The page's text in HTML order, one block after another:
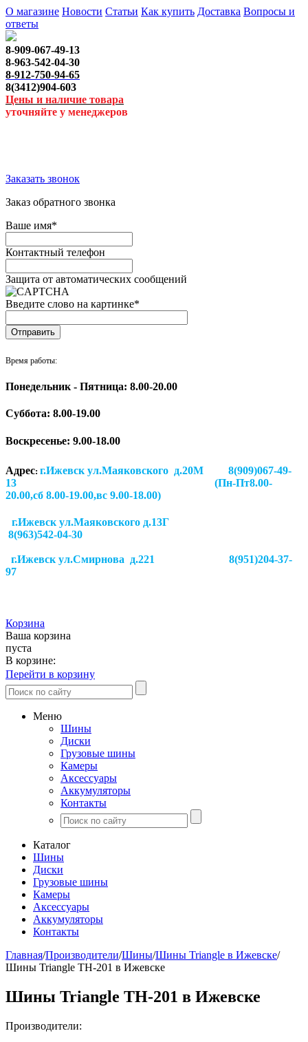
О магазине Новости Статьи Как купить Доставка Вопросы и
ответы
8-909-067-49-13
8-963-542-04-30
8-912-750-94-65
8(3412)904-603
Цены и наличие товара
уточняйте у менеджеров
Заказать звонок
Заказ обратного звонка
Ваше имя*
Контактный телефон
Защита от автоматических сообщений
Введите слово на картинке*
Время работы:
Понедельник - Пятница: 8.00-20.00
Суббота: 8.00-19.00
Воскресенье: 9.00-18.00
Адрес: г.Ижевск ул.Маяковского д.20М 8(909)067-49-
13 (Пн-Пт8.00-
20.00,сб 8.00-19.00,вс 9.00-18.00)
г.Ижевск ул.Маяковского д.13Г
8(963)542-04-30
г.Ижевск ул.Смирнова д.221
8(951)204-37-
97
Корзина
Ваша корзина
пуста
В корзине:
Перейти в корзину
Меню
Шины
Диски
Грузовые шины
Камеры
Аксессуары
Аккумуляторы
Контакты
Каталог
Шины
Диски
Грузовые шины
Камеры
Аксессуары
Аккумуляторы
Контакты
Главная/Производители/Шины/Шины Triangle в Ижевске/
Шины Triangle ТН-201 в Ижевске
Шины Triangle ТН-201 в Ижевске
Производители: